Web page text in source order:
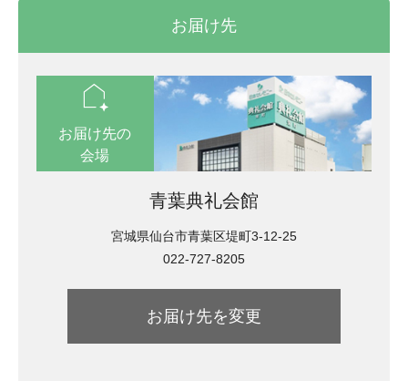
お届け先
location_automation
お届け先の
会場
青葉典礼会館
宮城県仙台市青葉区堤町3-12-25
022-727-8205
お届け先を変更